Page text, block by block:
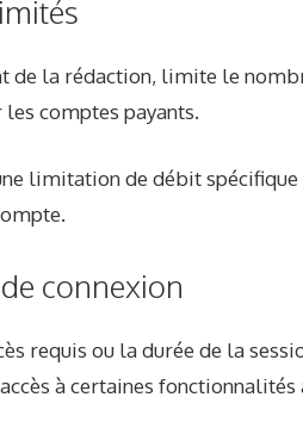
de la rédaction, limite le
comptes payants.
limitation de débit
connexion
requis ou la durée de la
à certaines